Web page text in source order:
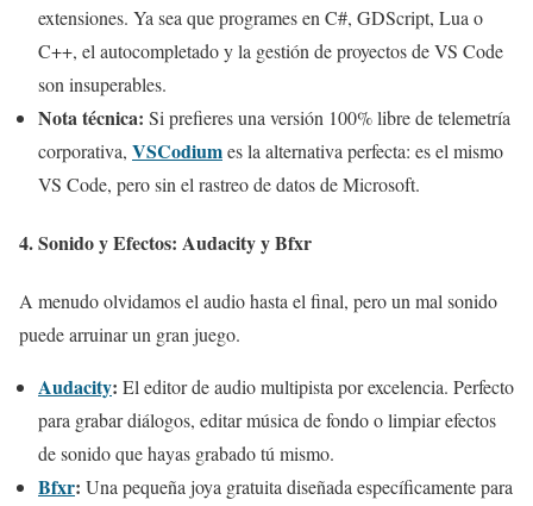
extensiones. Ya sea que programes en C#, GDScript, Lua o
C++, el autocompletado y la gestión de proyectos de VS Code
son insuperables.
Nota técnica: Si prefieres una versión 100% libre de telemetría
corporativa, VSCodiumes la alternativa perfecta: es el mismo
VS Code, pero sin el rastreo de datos de Microsoft.
4. Sonido y Efectos: Audacity y Bfxr
A menudo olvidamos el audio hasta el final, pero un mal sonido
puede arruinar un gran juego.
Audacity: El editor de audio multipista por excelencia. Perfecto
para grabar diálogos, editar música de fondo o limpiar efectos
de sonido que hayas grabado tú mismo.
Bfxr: Una pequeña joya gratuita diseñada específicamente para